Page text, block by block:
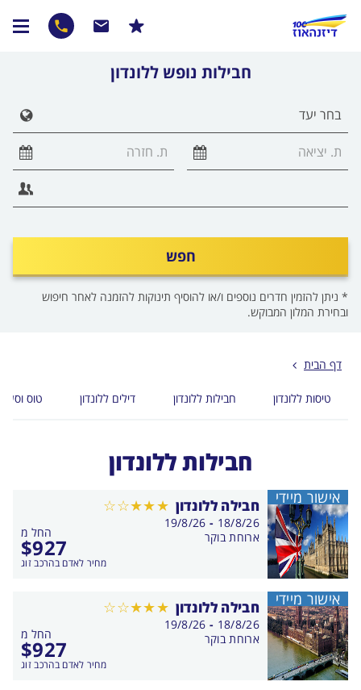
חבילות נופש ללונדון
חפש
* ניתן להזמין חדרים נוספים ו/או להוסיף תינוקות להזמנה לאחר חיפוש
ובחירת המלון המבוקש.
דף הבית
טיסות ללונדון חבילות ללונדון דילים ללונדון טוס וסע
חבילות ללונדון
חבילה ללונדון
החל מ
$927
מחיר לאדם בהרכב זוג
בין
התאריכים,
18/8/26
-
19/8/26
ארוחת בוקר
אישור מיידי
חבילה ללונדון
החל מ
$927
מחיר לאדם בהרכב זוג
בין
התאריכים,
18/8/26
-
19/8/26
ארוחת בוקר
אישור מיידי